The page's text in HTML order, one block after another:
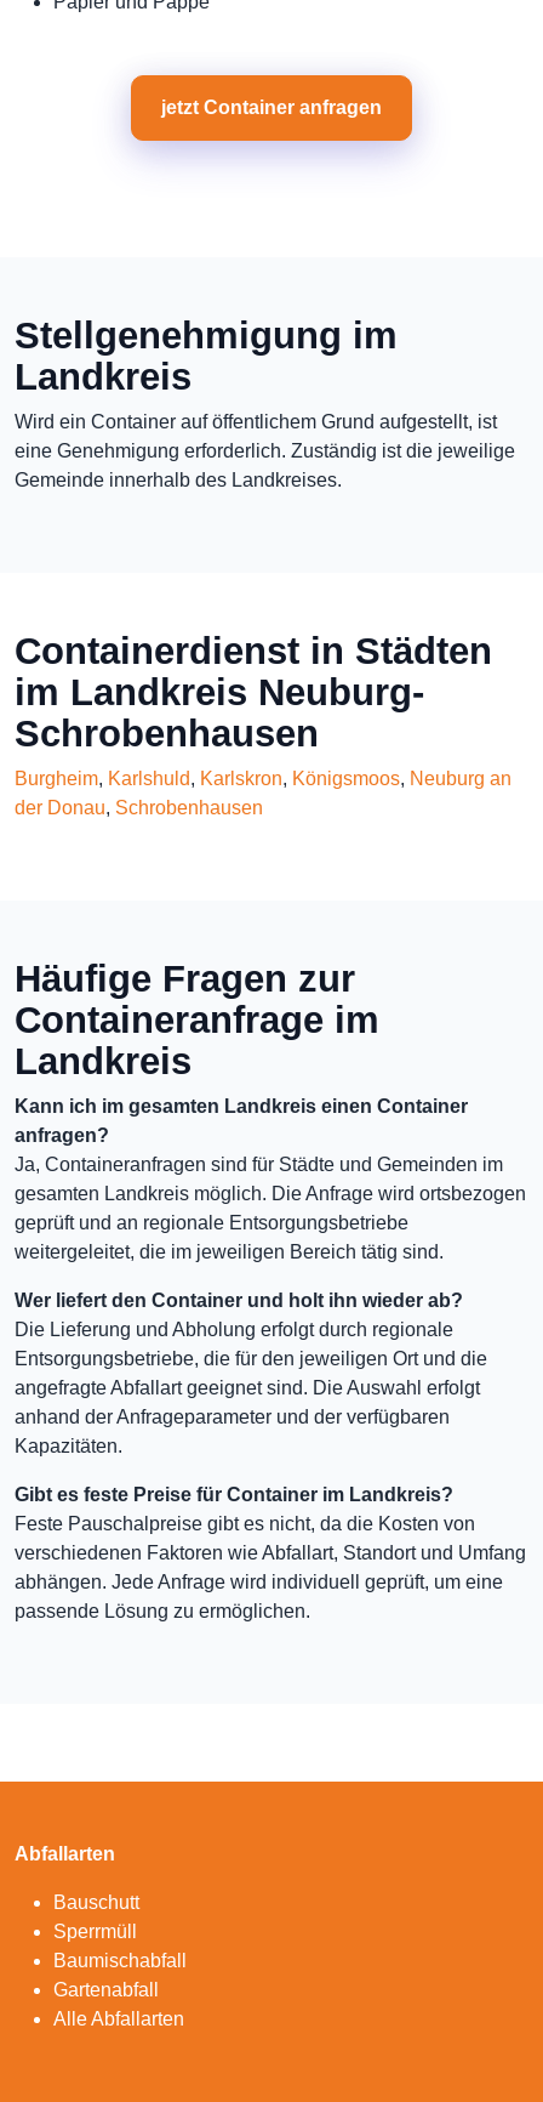
jetzt Container anfragen
Stellgenehmigung im
Landkreis
Wird ein Container auf öffentlichem Grund aufgestellt, ist
eine Genehmigung erforderlich. Zuständig ist die jeweilige
Gemeinde innerhalb des Landkreises.
Containerdienst in Städten
im Landkreis Neuburg-
Schrobenhausen
Burgheim, Karlshuld, Karlskron, Königsmoos, Neuburg an
der Donau, Schrobenhausen
Häufige Fragen zur
Containeranfrage im
Landkreis
Kann ich im gesamten Landkreis einen Container
anfragen?
Ja, Containeranfragen sind für Städte und Gemeinden im
gesamten Landkreis möglich. Die Anfrage wird ortsbezogen
geprüft und an regionale Entsorgungsbetriebe
weitergeleitet, die im jeweiligen Bereich tätig sind.
Wer liefert den Container und holt ihn wieder ab?
Die Lieferung und Abholung erfolgt durch regionale
Entsorgungsbetriebe, die für den jeweiligen Ort und die
angefragte Abfallart geeignet sind. Die Auswahl erfolgt
anhand der Anfrageparameter und der verfügbaren
Kapazitäten.
Gibt es feste Preise für Container im Landkreis?
Feste Pauschalpreise gibt es nicht, da die Kosten von
verschiedenen Faktoren wie Abfallart, Standort und Umfang
abhängen. Jede Anfrage wird individuell geprüft, um eine
passende Lösung zu ermöglichen.
Abfallarten
Bauschutt
Sperrmüll
Baumischabfall
Gartenabfall
Alle Abfallarten